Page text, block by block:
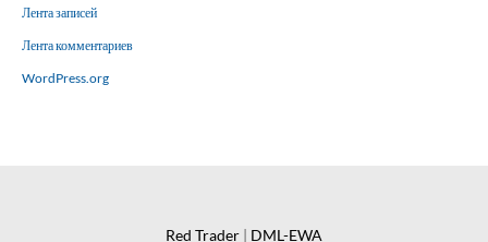
Лента записей
Лента комментариев
WordPress.org
Red Trader | DML-EWA